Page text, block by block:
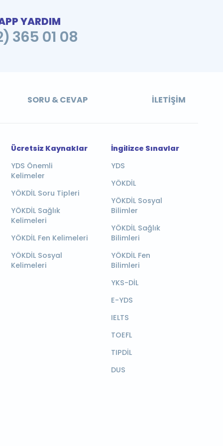
YARDIM
365 01 08
SORU & CEVAP İLETIŞIM
Ücretsiz Kaynaklar
YDS Önemli
Kelimeler
YÖKDİL Soru Tipleri
YÖKDİL Sağlık
Kelimeleri
YÖKDİL Fen Kelimeleri
YÖKDİL Sosyal
Kelimeleri
İngilizce Sınavlar
YDS
YÖKDİL
YÖKDİL Sosyal
Bilimler
YÖKDİL Sağlık
Bilimleri
YÖKDİL Fen
Bilimleri
YKS-DİL
E-YDS
IELTS
TOEFL
TIPDİL
DUS